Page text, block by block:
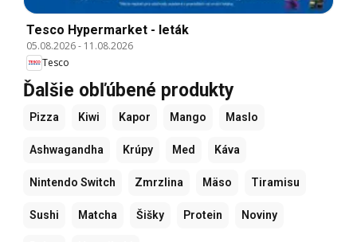
Tesco Hypermarket - leták
05.08.2026- 11.08.2026
Tesco
Ďalšie obľúbené produkty
Pizza Kiwi Kapor Mango Maslo
Ashwagandha Krúpy Med Káva
Nintendo Switch Zmrzlina Mäso Tiramisu
Sushi Matcha Šišky Protein Noviny